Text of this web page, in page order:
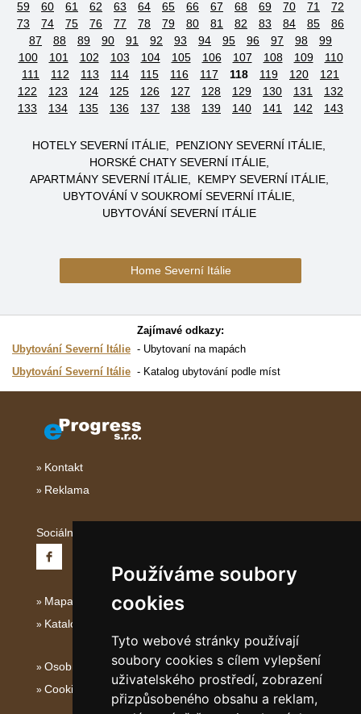
Používáme soubory
cookies
Tyto webové stránky používají
soubory cookies s cílem vylepšení
uživatelského prostředí, zobrazení
přizpůsobeného obsahu a reklam,
59
60 61 62 63 64 65 66 67 68 69 70 71
72
73
74 75 76 77 78 79 80 81 82 83 84 85
86
87
88 89 90 91 92 93 94 95 96 97 98
99
100
101 102 103 104 105 106 107 108 109
110
111
112 113 114 115 116 117 118 119 120
121
122
123 124 125 126 127 128 129 130 131
132
133
134 135 136 137 138 139 140 141 142 143
HOTELY SEVERNÍ ITÁLIE
PENZIONY SEVERNÍ ITÁLIE
HORSKÉ CHATY SEVERNÍ ITÁLIE
APARTMÁNY SEVERNÍ ITÁLIE
KEMPY SEVERNÍ ITÁLIE
UBYTOVÁNÍ V SOUKROMÍ SEVERNÍ ITÁLIE
UBYTOVÁNÍ SEVERNÍ ITÁLIE
Home Severní Itálie
Zajímavé odkazy:
Ubytování Severní Itálie
Ubytovaní na mapách
Ubytování Severní Itálie
Katalog ubytování podle míst
Kontakt
Reklama
Sociální sítě:
Mapa serveru Severní Itálie
Katalog ubytování
Osobní údaje
Cookies